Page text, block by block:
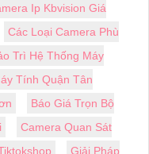
Ip Kbvision Giá
Các Loại Camera Phù
Trì Hệ Thống Máy
Tính Quận Tân
Báo Giá Trọn Bộ
Camera Quan Sát
Giải Pháp